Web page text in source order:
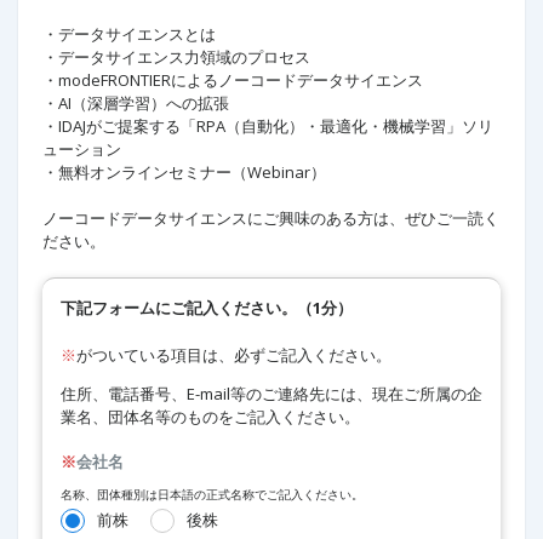
・データサイエンスとは​
・データサイエンス力領域のプロセス​
・modeFRONTIERによるノーコードデータサイエンス​
・AI（深層学習）への拡張​
・IDAJがご提案する「RPA（自動化）・最適化・機械学習」ソリ
ューション​
・無料オンラインセミナー（Webinar）​
ノーコードデータサイエンスにご興味のある方は、ぜひご一読く
ださい。​ ​
下記フォームにご記入ください。（1分）
※がついている項目は、必ずご記入ください。
住所、電話番号、E-mail等のご連絡先には、現在ご所属の企
業名、団体名等のものをご記入ください。
※会社名
名称、団体種別は日本語の正式名称でご記入ください。
前株 後株